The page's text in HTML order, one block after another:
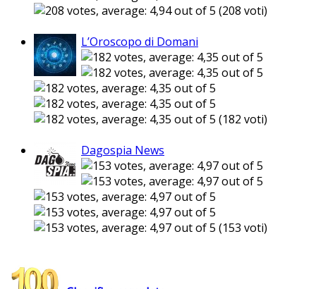
(208 voti)
L’Oroscopo di Domani
(182 voti)
Dagospia News
(153 voti)